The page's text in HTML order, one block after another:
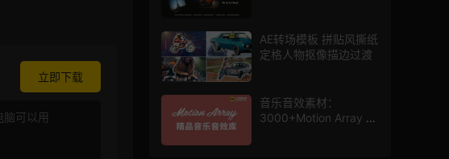
立即下载
脑可以用
AE转场模板 拼贴风撕纸
定格人物抠像描边过渡
音乐音效素材：
3000+Motion Array 影